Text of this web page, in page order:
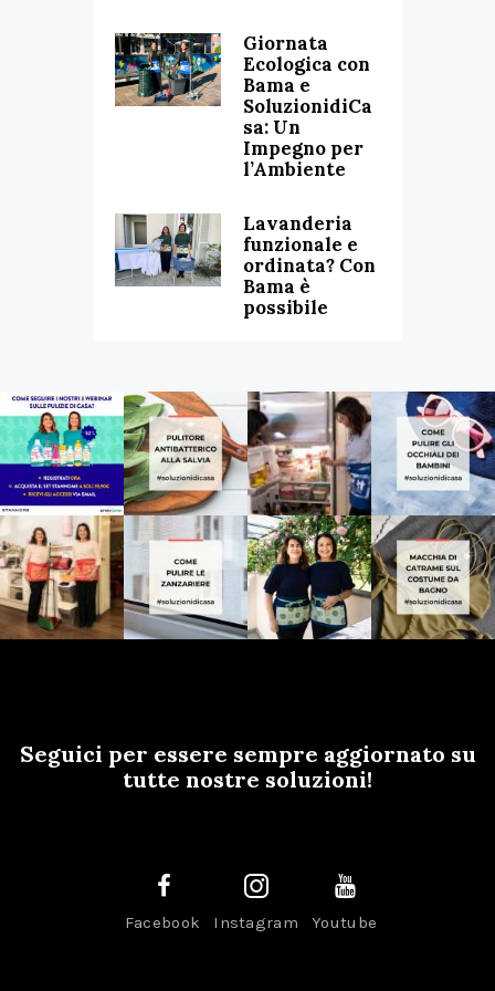
Giornata
Ecologica con
Bama e
SoluzionidiCa
sa: Un
Impegno per
l’Ambiente
Lavanderia
funzionale e
ordinata? Con
Bama è
possibile
Seguici per essere sempre aggiornato su
tutte nostre soluzioni!
Facebook Instagram Youtube